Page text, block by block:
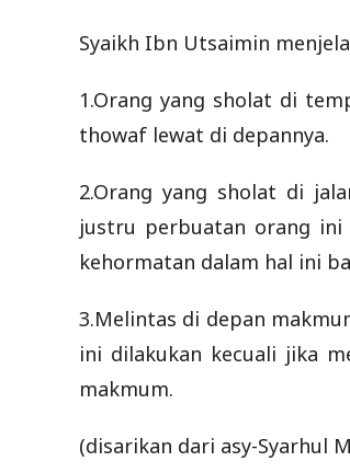
Syaikh Ibn Utsaimin
1.Orang yang sholat di
thowaf lewat di depannya.
2.Orang yang sholat di
justru perbuatan orang ini
kehormatan dalam hal ini
3.Melintas di depan
ini dilakukan kecuali jika
makmum.
(disarikan dari asy-Syarhul